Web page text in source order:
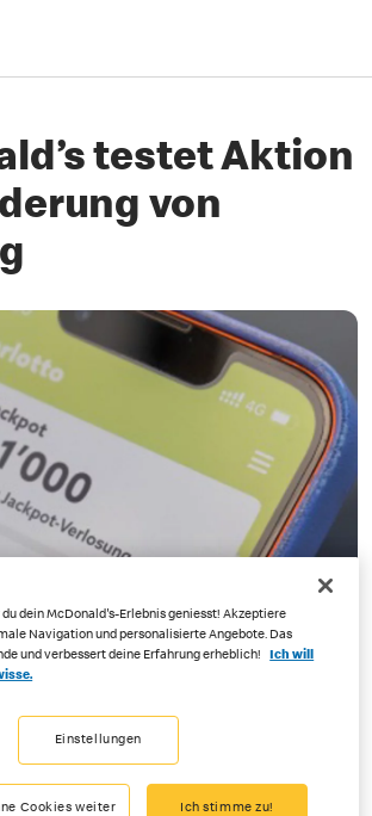
testet Aktion
von
dein McDonald's-Erlebnis geniesst! Akzeptiere
Navigation und personalisierte Angebote. Das
und verbessert deine Erfahrung erheblich!
Ich will
Einstellungen
Cookies weiter Ich stimme zu!